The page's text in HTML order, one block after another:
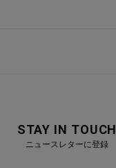
STAY IN TOUCH
ニュースレターに登録